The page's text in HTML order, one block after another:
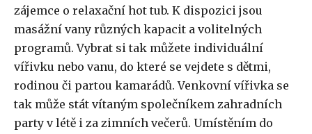
zájemce o relaxační hot tub. K dispozici jsou
masážní vany různých kapacit a volitelných
programů. Vybrat si tak můžete individuální
vířivku nebo vanu, do které se vejdete s dětmi,
rodinou či partou kamarádů. Venkovní vířivka se
tak může stát vítaným společníkem zahradních
party v létě i za zimních večerů. Umístěním do